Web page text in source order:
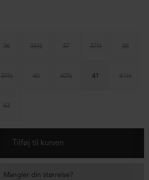
36 36½ 37 37½ 38
39½ 40 40½ 41 41½
43
Mangler din størrelse?